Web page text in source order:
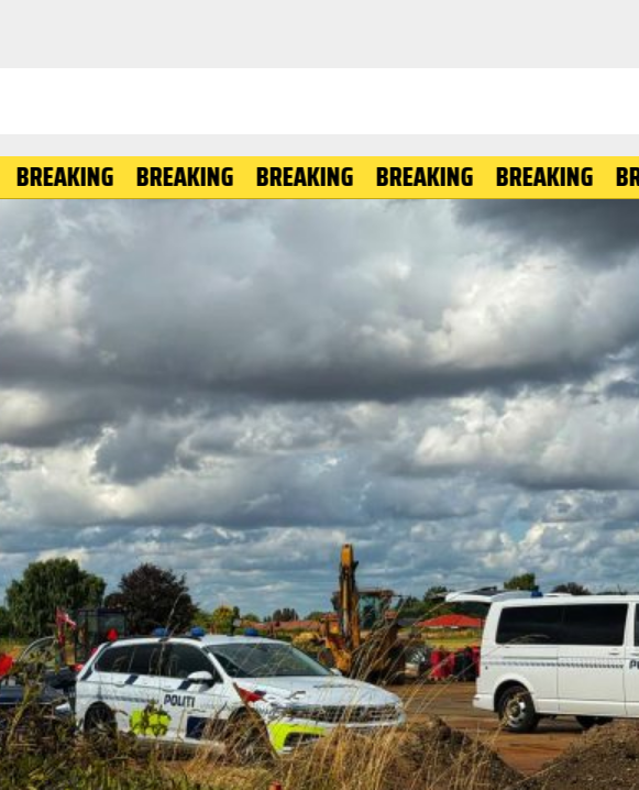
BREAKING BREAKING BREAKING BREAKING BREAKING